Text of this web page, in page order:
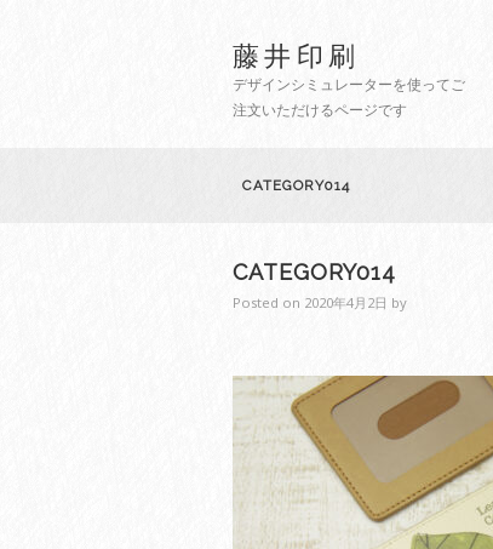
藤井印刷
デザインシミュレーターを使ってご
注文いただけるページです
CATEGORY014
CATEGORY014
Posted on 2020年4月2日 by